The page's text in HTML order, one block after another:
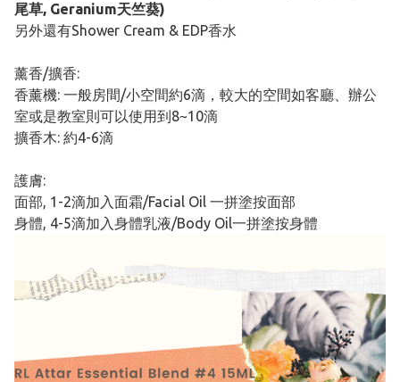
尾草, Geranium天竺葵)
另外還有Shower Cream & EDP香水
薰香/擴香:
香薰機: 一般房間/小空間約6滴，較大的空間如客廳、辦公
室或是教室則可以使用到8~10滴
擴香木: 約4-6滴
護膚:
面部, 1-2滴加入面霜/Facial Oil 一拼塗按面部
身體, 4-5滴加入身體乳液/Body Oil一拼塗按身體